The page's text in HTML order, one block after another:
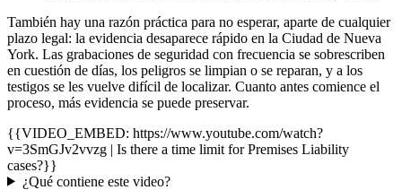
También hay una razón práctica para no esperar, aparte de cualquier
plazo legal: la evidencia desaparece rápido en la Ciudad de Nueva
York. Las grabaciones de seguridad con frecuencia se sobrescriben
en cuestión de días, los peligros se limpian o se reparan, y a los
testigos se les vuelve difícil de localizar. Cuanto antes comience el
proceso, más evidencia se puede preservar.
{{VIDEO_EMBED: https://www.youtube.com/watch?
v=3SmGJv2vvzg | Is there a time limit for Premises Liability
cases?}}
¿Qué contiene este video?